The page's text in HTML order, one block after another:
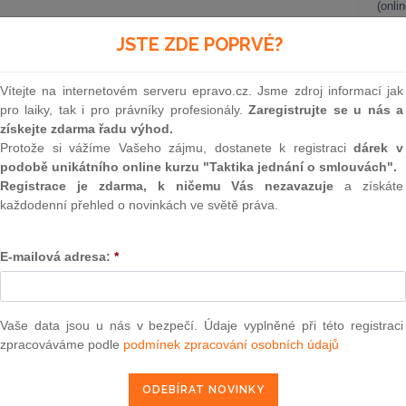
II.ÚS 1782/19, ze dne 8.10.2019)
dárek Vám zašleme aktuální online kurz na využití
REGISTROVAT ZDE
stěžovatele A. Č., zastoupeného JUDr. Z. Č.,
Krajského soudu v Českých Budějovicích ze dne 16. 8.
Nejvyššího soudu ze dne 14. 3. 2019, č. j. 25 Cdo
v Českých Budějovicích a Nejvyššího soudu jako
se sídlem Č.B., zastoupeného JUDr. D.Ř., LL.M.,
řízení, tak, že rozsudkem Krajského soudu v
č. j. 19 Co 609/2018-450, a usnesením Nejvyššího soudu
JSTE ZDE POPRVÉ?
Vítejte na internetovém serveru epravo.cz. Jsme zdroj informací jak
pro laiky, tak i pro právníky profesionály.Zaregistrujte se u nás a
získejte zdarma řadu výhod.
Protože si vážíme Vašeho zájmu, dostanete k registracidárek v
podobě unikátního online kurzu "Taktika jednání o smlouvách".
Registrace je zdarma, k ničemu Vás nezavazuje a získáte
každodenní přehled o novinkách ve světě práva.
E-mailová adresa: *
Vaše data jsou u nás v bezpečí. Údaje vyplněné při této registraci
zpracováváme podle podmínek zpracování osobních údajů